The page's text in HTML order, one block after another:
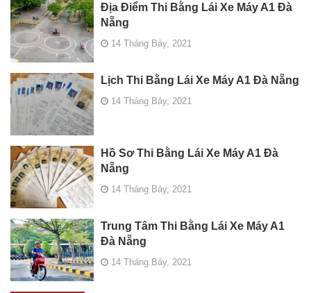
Địa Điểm Thi Bằng Lái Xe Máy A1 Đà
Nẵng
14 Tháng Bảy, 2021
Lịch Thi Bằng Lái Xe Máy A1 Đà Nẵng
14 Tháng Bảy, 2021
Hồ Sơ Thi Bằng Lái Xe Máy A1 Đà
Nẵng
14 Tháng Bảy, 2021
Trung Tâm Thi Bằng Lái Xe Máy A1
Đà Nẵng
14 Tháng Bảy, 2021